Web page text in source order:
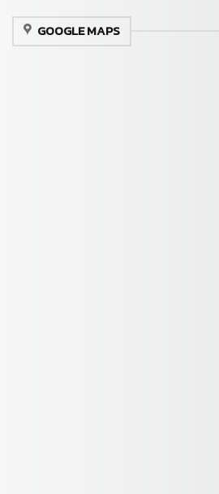
GOOGLE MAPS